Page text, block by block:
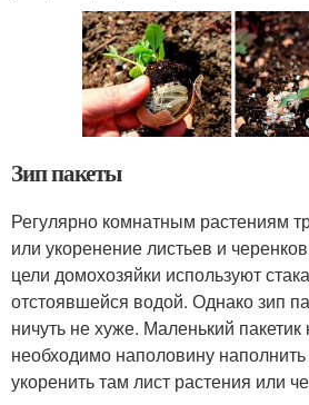
Зип пакеты
Регулярно комнатным растениям
или укоренение листьев и
цели домохозяйки используют
отстоявшейся водой. Однако зип
ничуть не хуже. Маленький
необходимо наполовину
укоренить там лист растения или